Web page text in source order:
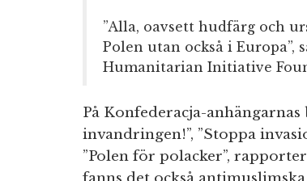
”Alla, oavsett hudfärg och
Polen utan också i
Humanitarian Initiative
På Konfederacja-
invandringen!”, ”Stoppa
”Polen för polacker”,